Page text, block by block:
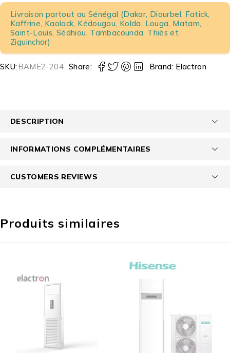
Livraison partout au Sénégal (Dakar, Diourbel, Fatick,
Kaffrine, Kaolack, Kédougou, Kolda, Louga, Matam,
Saint-Louis, Sédhiou, Tambacounda, Thiès et
Ziguinchor)
SKU:BAME2-204 Share: Brand: Elactron
DESCRIPTION
INFORMATIONS COMPLÉMENTAIRES
CUSTOMERS REVIEWS
Produits similaires